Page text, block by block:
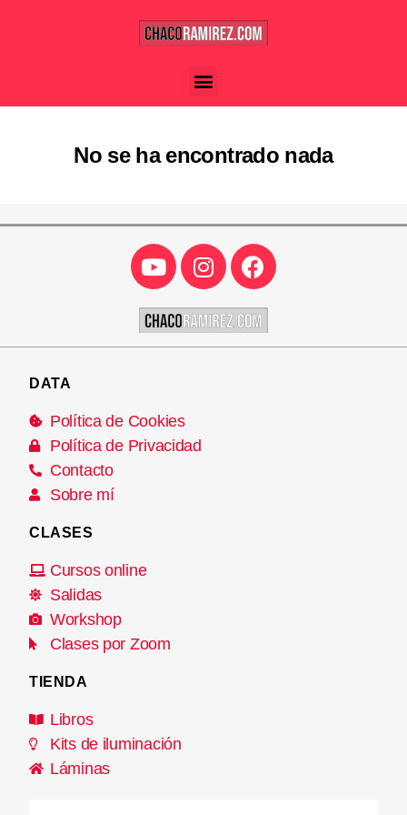
No se ha encontrado nada
DATA
Política de Cookies
Política de Privacidad
Contacto
Sobre mí
CLASES
Cursos online
Salidas
Workshop
Clases por Zoom
TIENDA
Libros
Kits de iluminación
Láminas